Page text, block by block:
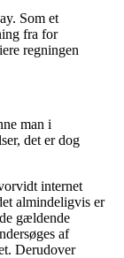
Som et
fra for
regningen
man i
det er dog
internet
almindeligvis er
gældende
af
Derudover